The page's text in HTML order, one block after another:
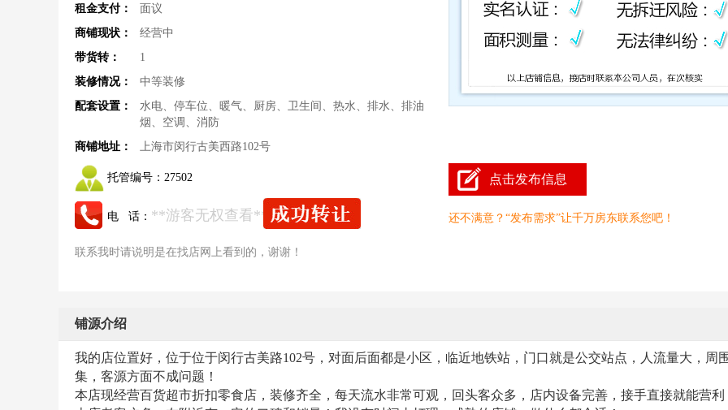
租金支付：
面议
商铺现状：
经营中
带货转：
1
装修情况：
中等装修
配套设置：
水电、停车位、暖气、厨房、卫生间、热水、排水、排油
烟、空调、消防
商铺地址：
上海市闵行古美西路102号
托管编号： 27502
电 话： **游客无权查看**
联系我时请说明是在找店网上看到的，谢谢！
点击发布信息
还不满意？“发布需求”让千万房东联系您吧！
铺源介绍
我的店位置好，位于位于闵行古美路102号，对面后面都是小区，临近地铁站，门口就是公交站点，人流量大，周
集，客源方面不成问题！
本店现经营百货超市折扣零食店，装修齐全，每天流水非常可观，回头客众多，店内设备完善，接手直接就能营利